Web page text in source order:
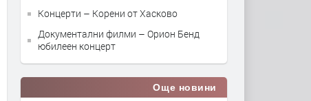
Концерти – Корени от Хасково
Документални филми – Орион Бенд
юбилеен концерт
Още новини